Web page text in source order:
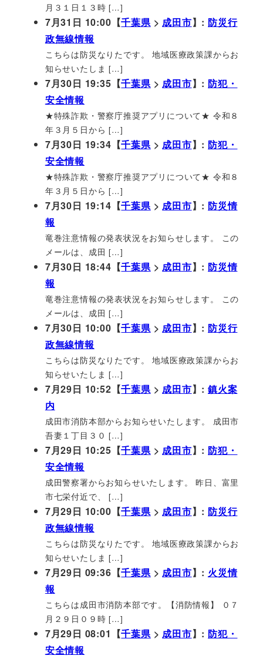
月３１日１３時 […]
7月31日 10:00【千葉県>成田市】: 防災行
政無線情報
こちらは防災なりたです。 地域医療政策課からお
知らせいたしま […]
7月30日 19:35【千葉県>成田市】: 防犯・
安全情報
★特殊詐欺・警察庁推奨アプリについて★ 令和８
年３月５日から […]
7月30日 19:34【千葉県>成田市】: 防犯・
安全情報
★特殊詐欺・警察庁推奨アプリについて★ 令和８
年３月５日から […]
7月30日 19:14【千葉県>成田市】: 防災情
報
竜巻注意情報の発表状況をお知らせします。 この
メールは、成田 […]
7月30日 18:44【千葉県>成田市】: 防災情
報
竜巻注意情報の発表状況をお知らせします。 この
メールは、成田 […]
7月30日 10:00【千葉県>成田市】: 防災行
政無線情報
こちらは防災なりたです。 地域医療政策課からお
知らせいたしま […]
7月29日 10:52【千葉県>成田市】:鎮火案
内
成田市消防本部からお知らせいたします。 成田市
吾妻１丁目３０ […]
7月29日 10:25【千葉県>成田市】: 防犯・
安全情報
成田警察署からお知らせいたします。 昨日、富里
市七栄付近で、 […]
7月29日 10:00【千葉県>成田市】: 防災行
政無線情報
こちらは防災なりたです。 地域医療政策課からお
知らせいたしま […]
7月29日 09:36【千葉県>成田市】: 火災情
報
こちらは成田市消防本部です。【消防情報】 ０７
月２９日０９時 […]
7月29日 08:01【千葉県>成田市】: 防犯・
安全情報